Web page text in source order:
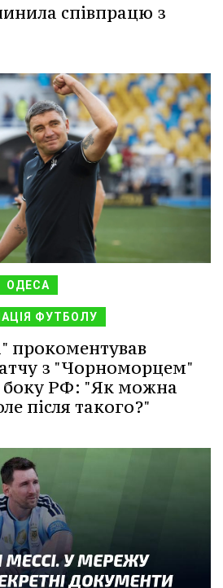
співпрацю з
ОДЕСА
ФУТБОЛУ
прокоментував
з "Чорноморцем"
боку РФ: "Як можна
після такого?"